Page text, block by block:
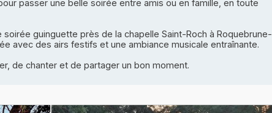
passer une belle soirée entre amis ou en famille, en toute
soirée guinguette près de la chapelle Saint-Roch à Roquebrune-
avec des airs festifs et une ambiance musicale entraînante.
de chanter et de partager un bon moment.